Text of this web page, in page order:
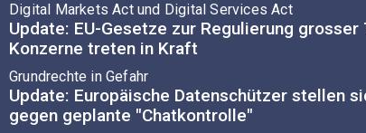
Digital Markets Act und Digital Services Act
Update: EU-Gesetze zur Regulierung grosser
Konzerne treten in Kraft
Grundrechte in Gefahr
Update: Europäische Datenschützer stellen
gegen geplante "Chatkontrolle"